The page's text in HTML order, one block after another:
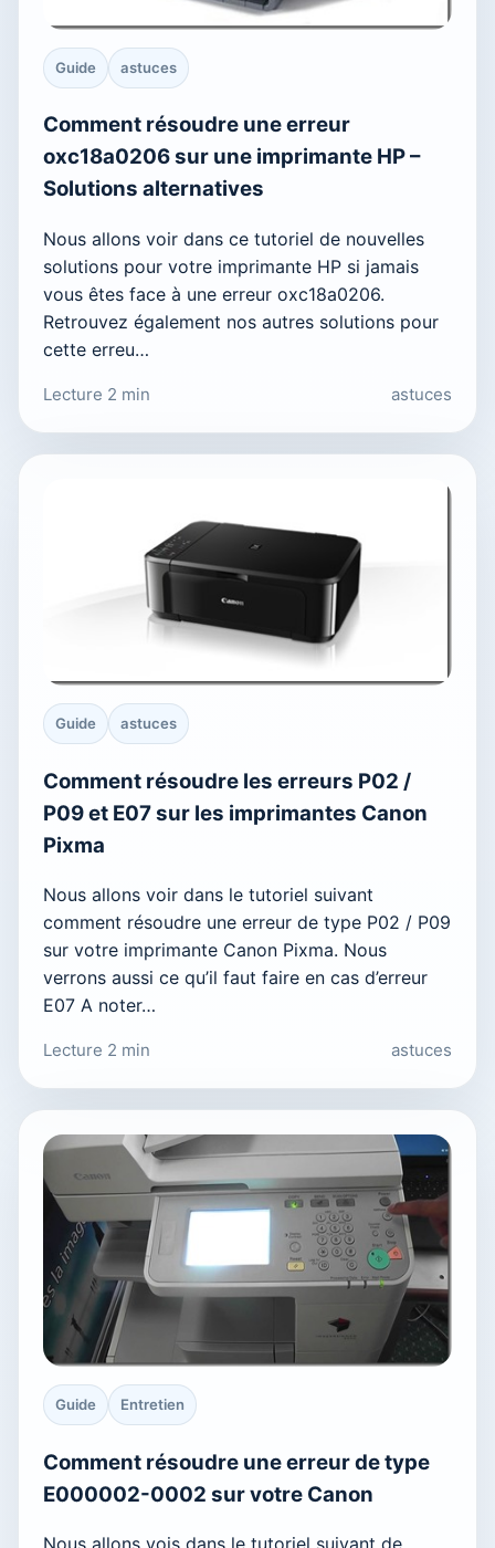
Guide astuces
Comment résoudre une erreur
oxc18a0206 sur une imprimante HP –
Solutions alternatives
Nous allons voir dans ce tutoriel de nouvelles
solutions pour votre imprimante HP si jamais
vous êtes face à une erreur oxc18a0206.
Retrouvez également nos autres solutions pour
cette erreu…
Lecture 2 min astuces
Guide astuces
Comment résoudre les erreurs P02 /
P09 et E07 sur les imprimantes Canon
Pixma
Nous allons voir dans le tutoriel suivant
comment résoudre une erreur de type P02 / P09
sur votre imprimante Canon Pixma. Nous
verrons aussi ce qu’il faut faire en cas d’erreur
E07 A noter…
Lecture 2 min astuces
Guide Entretien
Comment résoudre une erreur de type
E000002-0002 sur votre Canon